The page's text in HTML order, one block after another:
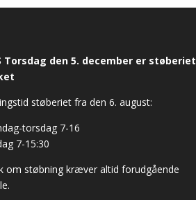
Torsdag den 5. december er støberiet
støberiet fra den 6. august:
torsdag 7-16
7-15:30
om støbning kræver altid forudgående